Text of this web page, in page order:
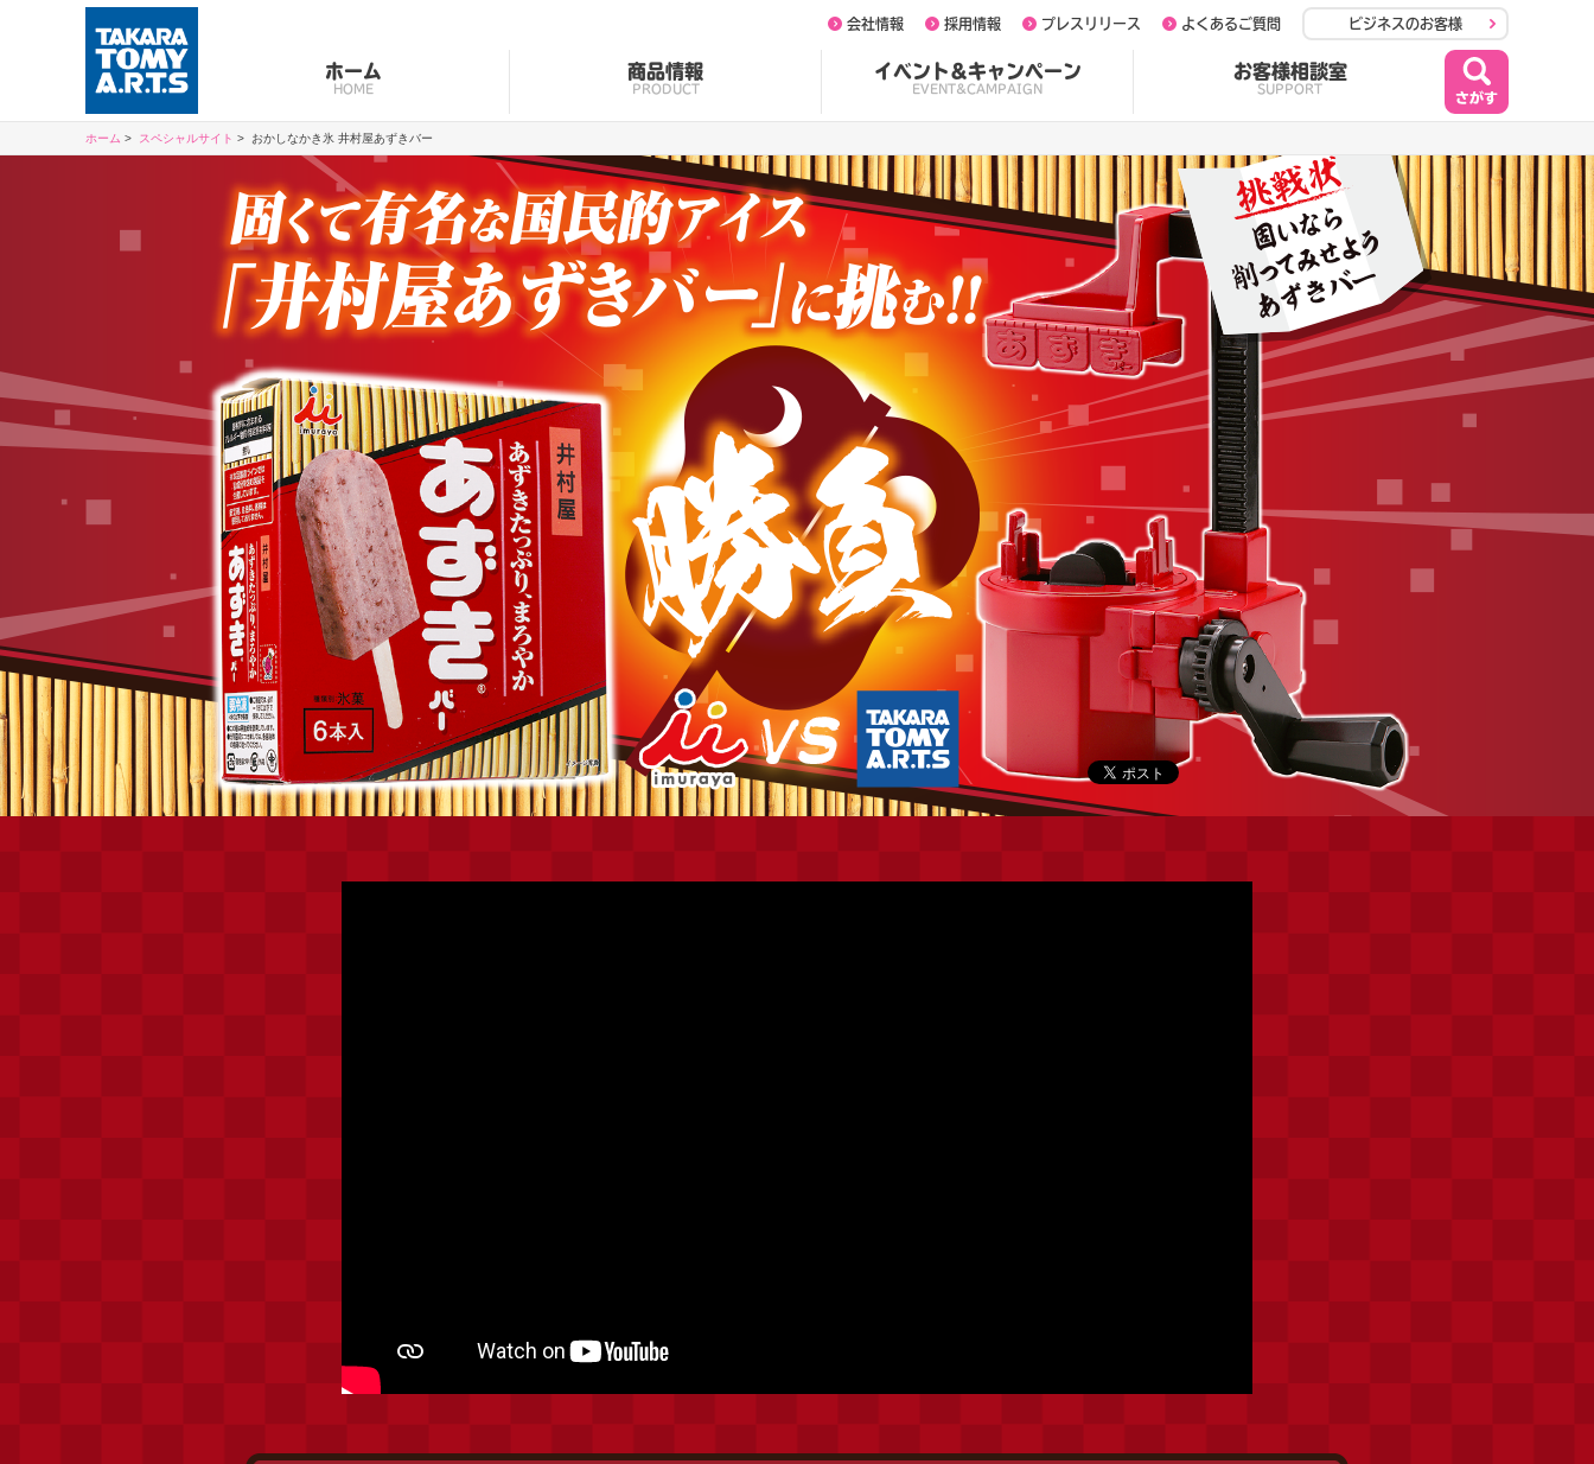
ホーム
HOME
商品情報
PRODUCT
イベント&キャンペーン
EVENT&CAMPAIGN
お客様相談室
SUPPORT
会社情報 採用情報 プレスリリース よくあるご質問 ビジネスのお客様
ホーム スペシャルサイト おかしなかき氷 井村屋あずきバー